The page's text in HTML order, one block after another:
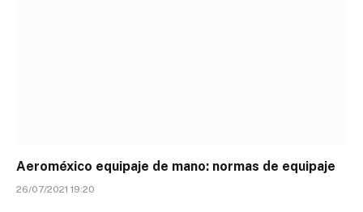
Aeroméxico equipaje de mano: normas de equipaje
26/07/2021 19:20